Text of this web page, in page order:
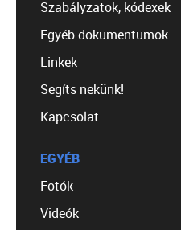
Szabályzatok, kódexek
Egyéb dokumentumok
Linkek
Segíts nekünk!
Kapcsolat
EGYÉB
Fotók
Videók